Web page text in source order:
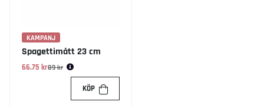
KAMPANJ
Spagettimått 23 cm
66.75 kr
Ordinarie pris:
89 kr
KÖP